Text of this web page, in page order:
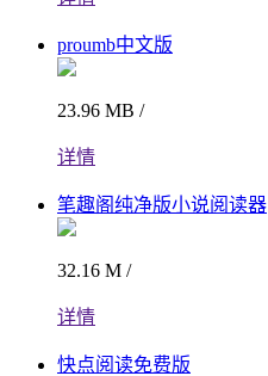
proumb中文版
23.96 MB /
详情
笔趣阁纯净版小说阅读器
32.16 M /
详情
快点阅读免费版